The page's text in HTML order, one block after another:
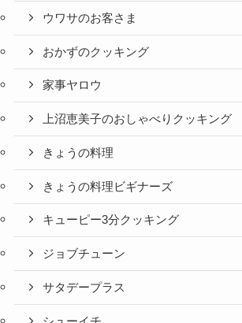
ウワサのお客さま
おかずのクッキング
家事ヤロウ
上沼恵美子のおしゃべりクッキング
きょうの料理
きょうの料理ビギナーズ
キューピー3分クッキング
ジョブチューン
サタデープラス